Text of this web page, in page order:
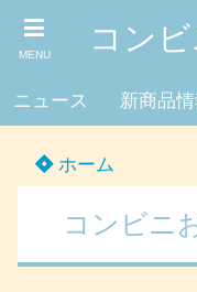
MENU コン
ニュース 新商品情
ホーム
コンビニ